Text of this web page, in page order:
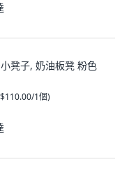
凳子, 奶油板凳 粉色
$110.00/1個)